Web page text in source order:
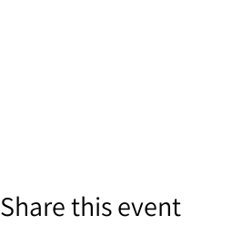
Share this event